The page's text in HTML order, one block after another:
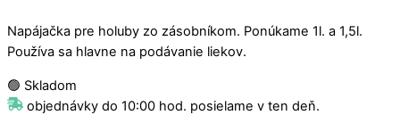
Napájačka pre holuby zo zásobníkom. Ponúkame 1l. a 1,5l.
Používa sa hlavne na podávanie liekov.
🟢 Skladom
objednávky do 10:00 hod. posielame v ten deň.